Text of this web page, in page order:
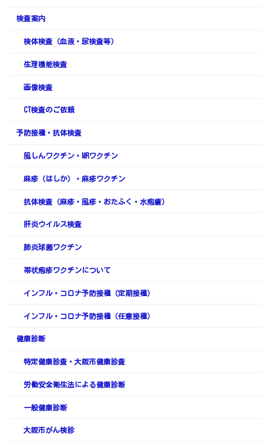
検査案内
検体検査（血液・尿検査等）
生理機能検査
画像検査
CT検査のご依頼
予防接種・抗体検査
風しんワクチン・MRワクチン
麻疹（はしか）・麻疹ワクチン
抗体検査（麻疹・風疹・おたふく・水疱瘡）
肝炎ウイルス検査
肺炎球菌ワクチン
帯状疱疹ワクチンについて
インフル・コロナ予防接種（定期接種）
インフル・コロナ予防接種（任意接種）
健康診断
特定健康診査・大阪市健康診査
労働安全衛生法による健康診断
一般健康診断
大阪市がん検診